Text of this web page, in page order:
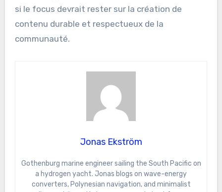
si le focus devrait rester sur la création de
contenu durable et respectueux de la
communauté.
Jonas Ekström
Gothenburg marine engineer sailing the South Pacific on
a hydrogen yacht. Jonas blogs on wave-energy
converters, Polynesian navigation, and minimalist